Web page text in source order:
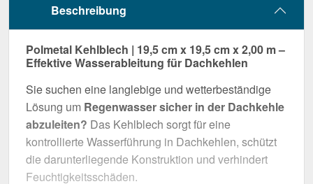
Beschreibung
Polmetal Kehlblech | 19,5 cm x 19,5 cm x 2,00 m –
Effektive Wasserableitung für Dachkehlen
Sie suchen eine langlebige und wetterbeständige
Lösung um Regenwasser sicher in der Dachkehle
abzuleiten? Das Kehlblech sorgt für eine
kontrollierte Wasserführung in Dachkehlen, schützt
die darunterliegende Konstruktion und verhindert
Feuchtigkeitsschäden.